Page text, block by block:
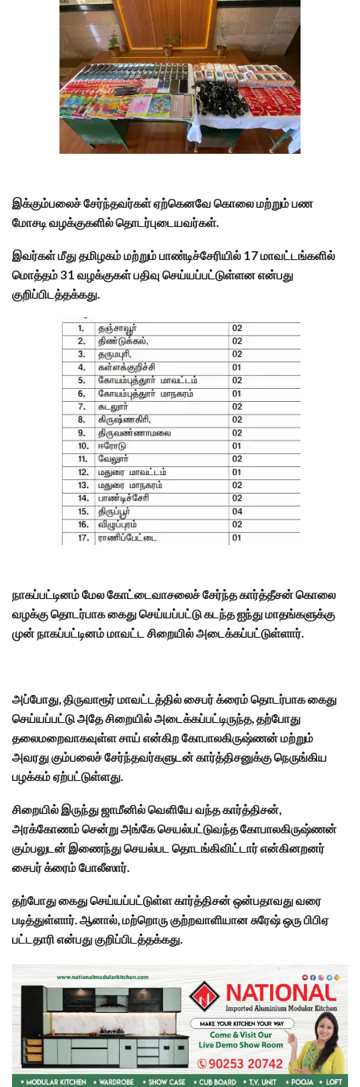
இக்கும்பலைச் சேர்ந்தவர்கள் ஏற்கெனவே கொலை மற்றும் பண
மோசடி வழக்குகளில் தொடர்புடையவர்கள்.
இவர்கள் மீது தமிழகம் மற்றும் பாண்டிச்சேரியில் 17 மாவட்டங்களில்
மொத்தம் 31 வழக்குகள் பதிவு செய்யப்பட்டுள்ளன என்பது
குறிப்பிடத்தக்கது.
நாகப்பட்டினம் மேல கோட்டைவாசலைச் சேர்ந்த கார்த்தீசன் கொலை
வழக்கு தொடர்பாக கைது செய்யப்பட்டு கடந்த ஐந்து மாதங்களுக்கு
முன் நாகப்பட்டினம் மாவட்ட சிறையில் அடைக்கப்பட்டுள்ளார்.
அப்போது, திருவாரூர் மாவட்டத்தில் சைபர் க்ரைம் தொடர்பாக கைது
செய்யப்பட்டு அதே சிறையில் அடைக்கப்பட்டிருந்த, தற்போது
தலைமறைவாகவுள்ள சாய் என்கிற கோபாலகிருஷ்ணன் மற்றும்
அவரது கும்பலைச் சேர்ந்தவர்களுடன் கார்த்திசனுக்கு நெருங்கிய
பழக்கம் ஏற்பட்டுள்ளது.
சிறையில் இருந்து ஜாமீனில் வெளியே வந்த கார்த்திசன்,
அரக்கோணம் சென்று அங்கே செயல்பட்டுவந்த கோபாலகிருஷ்ணன்
கும்பலுடன் இணைந்து செயல்பட தொடங்கிவிட்டார் என்கினறனர்
சைபர் க்ரைம் போலீஸார்.
தற்போது கைது செய்யப்பட்டுள்ள கார்த்திசன் ஒன்பதாவது வரை
படித்துள்ளார். ஆனால், மற்றொரு குற்றவாளியான சுரேஷ் ஒரு பிபிஏ
பட்டதாரி என்பது குறிப்பிடத்தக்கது.